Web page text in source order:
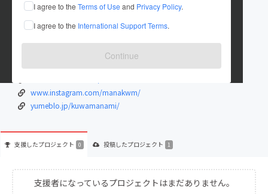
I agree to the Terms of Use and Privacy Policy.
I agree to the International Support Terms.
Continue
これまでに1件のプロジェクトを投稿しています
在住国：日本 現在地：新潟県
出身国：日本 出身地：新潟県
www.instagram.com/manakwm/
yumeblo.jp/kuwamanami/
支援したプロジェクト 0 投稿したプロジェクト 1
支援者になっているプロジェクトはまだありません。